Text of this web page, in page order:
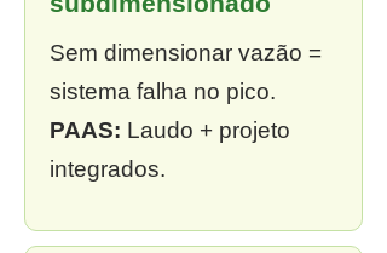
Sem dimensionar vazão =
sistema falha no pico.
PAAS: Laudo + projeto
integrados.